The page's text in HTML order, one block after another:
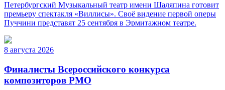
Петербургский Музыкальный театр имени Шаляпина готовит
премьеру спектакля «Виллисы». Своё видение первой оперы
Пуччини представят 25 сентября в Эрмитажном театре.
8 августа 2026
Финалисты Всероссийского конкурса
композиторов РМО